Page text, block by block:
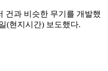
건과 비슷한 무기를 개발했
(현지시간) 보도했다.